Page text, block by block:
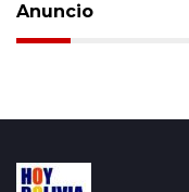
Anuncio